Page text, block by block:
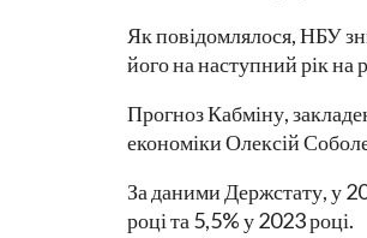
Як повідомлялося, НБУ
його на наступний рік на
Прогноз Кабміну,
економіки Олексій
За даними Держстату, у
році та 5,5% у 2023 році.